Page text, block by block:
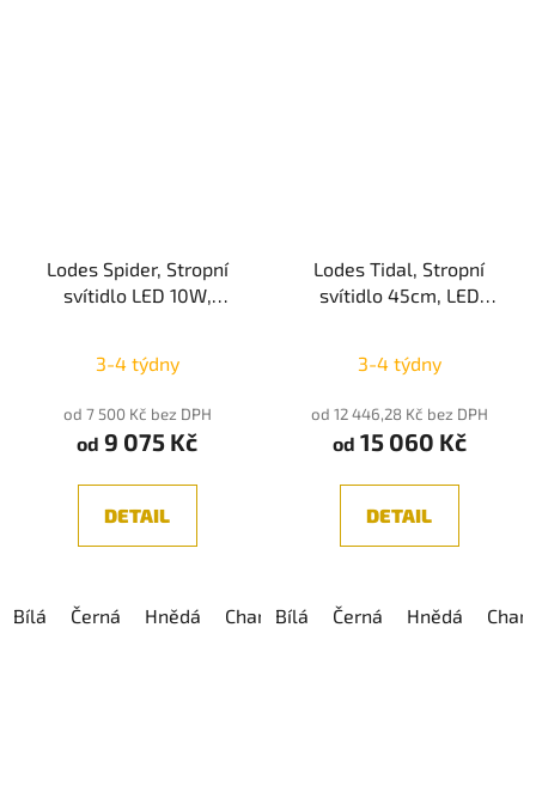
Lodes Spider, Stropní
svítidlo LED 10W,
3-4 týdny
od 7 500 Kč bez DPH
od 9 075 Kč
DETAIL
Bílá Černá Hnědá Champagne
Lodes Tidal, Stropní
svítidlo 45cm, LED
hodnocení
produktu
je
z
3-4 týdny
od 12 446,28 Kč bez DPH
od 15 060 Kč
DETAIL
Bílá Černá Hnědá